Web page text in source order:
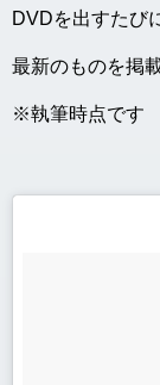
DVDを出すたび
最新のものを掲
※執筆時点です